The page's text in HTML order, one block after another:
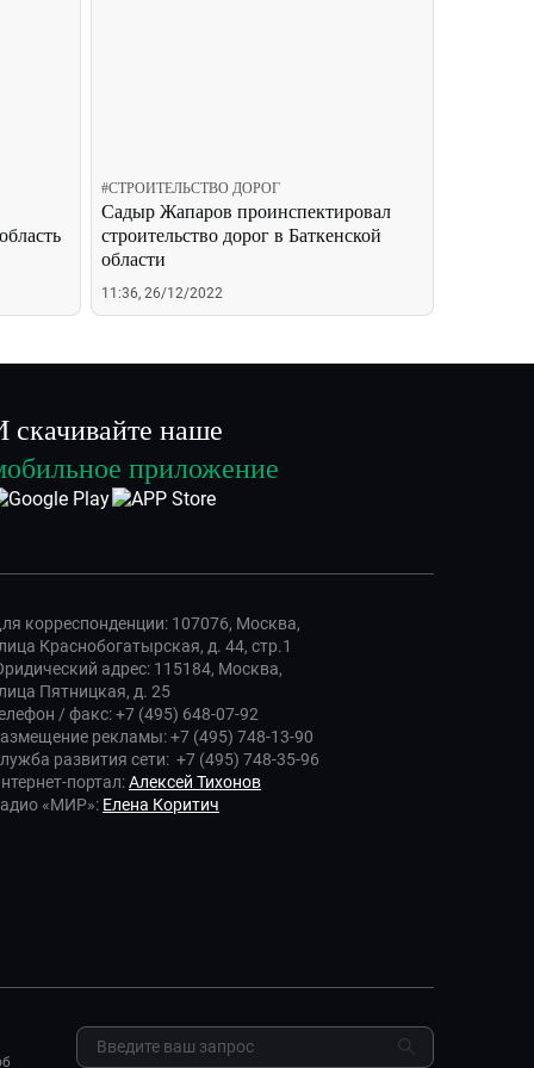
#СТРОИТЕЛЬСТВО ДОРОГ
Садыр Жапаров проинспектировал
строительство дорог в Баткенской
области
11:36, 26/12/2022
скачивайте наше
приложение
корреспонденции: 107076, Москва,
Краснобогатырская, д. 44, стр.1
адрес: 115184, Москва,
Пятницкая, д. 25
/ факс: +7 (495) 648-07-92
рекламы: +7 (495) 748-13-90
развития сети: +7 (495) 748-35-96
портал:Алексей Тихонов
«МИР»: Елена Коритич